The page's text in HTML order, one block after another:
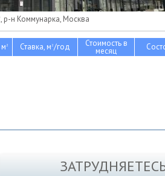
р-н Коммунарка, Москва
2 Ставка, м2/год Стоимость в
месяц